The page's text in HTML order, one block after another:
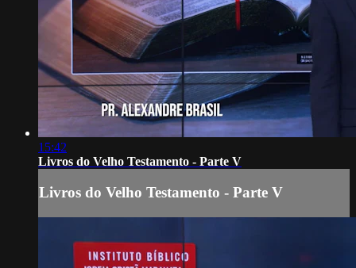
15:42
Livros do Velho Testamento - Parte V
Livros do Velho Testamento - Parte V